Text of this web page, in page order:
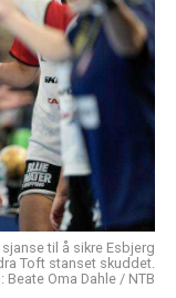
til å sikre Esbjerg
Toft stanset skuddet.
Beate Oma Dahle / NTB